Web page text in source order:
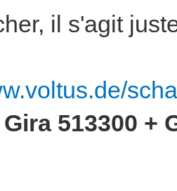
il s'agit
513300 +